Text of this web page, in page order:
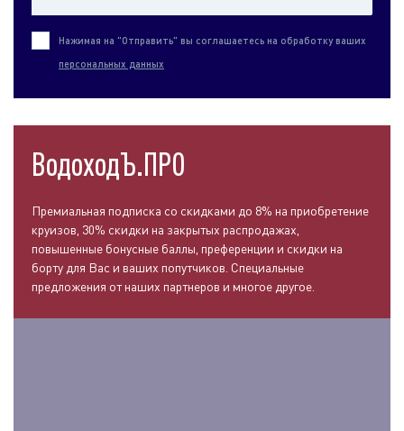
Нажимая на "Отправить" вы соглашаетесь на обработку ваших
персональных данных
ВодоходЪ.ПРО
Премиальная подписка со скидками до 8% на приобретение
круизов, 30% скидки на закрытых распродажах,
повышенные бонусные баллы, преференции и скидки на
борту для Вас и ваших попутчиков. Специальные
предложения от наших партнеров и многое другое.